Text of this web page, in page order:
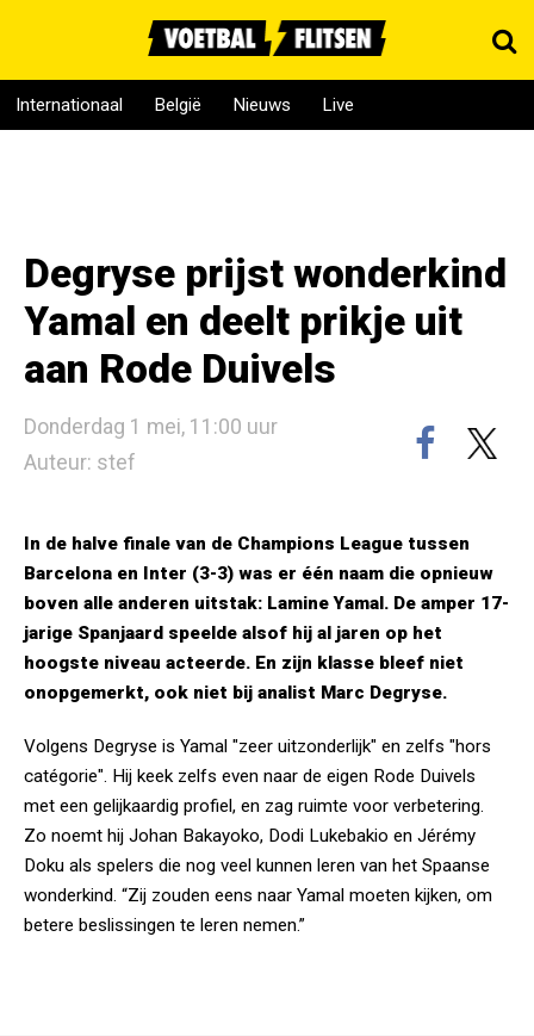
Internationaal België Nieuws Live
Degryse prijst wonderkind
Yamal en deelt prikje uit
aan Rode Duivels
Donderdag 1 mei, 11:00 uur
Auteur: stef
In de halve finale van de Champions League tussen
Barcelona en Inter (3-3) was er één naam die opnieuw
boven alle anderen uitstak: Lamine Yamal. De amper 17-
jarige Spanjaard speelde alsof hij al jaren op het
hoogste niveau acteerde. En zijn klasse bleef niet
onopgemerkt, ook niet bij analist Marc Degryse.
Volgens Degryse is Yamal "zeer uitzonderlijk" en zelfs "hors
catégorie". Hij keek zelfs even naar de eigen Rode Duivels
met een gelijkaardig profiel, en zag ruimte voor verbetering.
Zo noemt hij Johan Bakayoko, Dodi Lukebakio en Jérémy
Doku als spelers die nog veel kunnen leren van het Spaanse
wonderkind. “Zij zouden eens naar Yamal moeten kijken, om
betere beslissingen te leren nemen.”